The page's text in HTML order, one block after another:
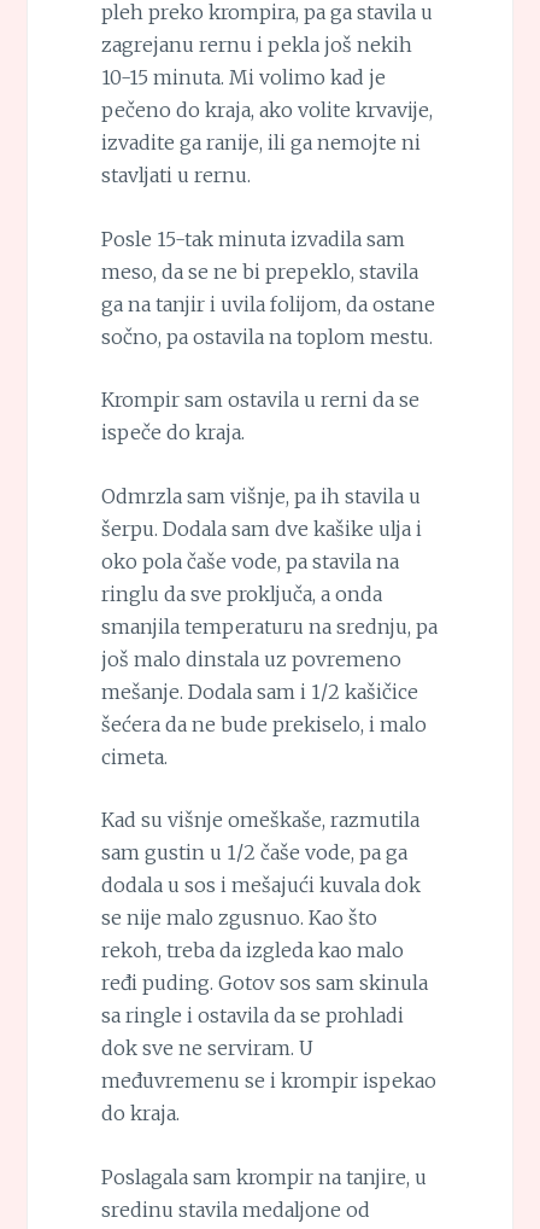
pleh preko krompira, pa ga stavila u
zagrejanu rernu i pekla još nekih
10-15 minuta. Mi volimo kad je
pečeno do kraja, ako volite krvavije,
izvadite ga ranije, ili ga nemojte ni
stavljati u rernu.
Posle 15-tak minuta izvadila sam
meso, da se ne bi prepeklo, stavila
ga na tanjir i uvila folijom, da ostane
sočno, pa ostavila na toplom mestu.
Krompir sam ostavila u rerni da se
ispeče do kraja.
Odmrzla sam višnje, pa ih stavila u
šerpu. Dodala sam dve kašike ulja i
oko pola čaše vode, pa stavila na
ringlu da sve proključa, a onda
smanjila temperaturu na srednju, pa
još malo dinstala uz povremeno
mešanje. Dodala sam i 1/2 kašičice
šećera da ne bude prekiselo, i malo
cimeta.
Kad su višnje omeškaše, razmutila
sam gustin u 1/2 čaše vode, pa ga
dodala u sos i mešajući kuvala dok
se nije malo zgusnuo. Kao što
rekoh, treba da izgleda kao malo
ređi puding. Gotov sos sam skinula
sa ringle i ostavila da se prohladi
dok sve ne serviram. U
međuvremenu se i krompir ispekao
do kraja.
Poslagala sam krompir na tanjire, u
sredinu stavila medaljone od